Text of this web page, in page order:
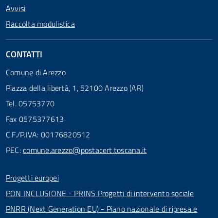
Avvisi
Raccolta modulistica
CONTATTI
Comune di Arezzo
Piazza della libertà, 1, 52100 Arezzo (AR)
Tel. 05753770
Fax 0575377613
C.F./P.IVA: 00176820512
PEC:comune.arezzo@postacert.toscana.it
Progetti europei
PON INCLUSIONE - PRINS Progetti di intervento sociale
PNRR (Next Generation EU) - Piano nazionale di ripresa e